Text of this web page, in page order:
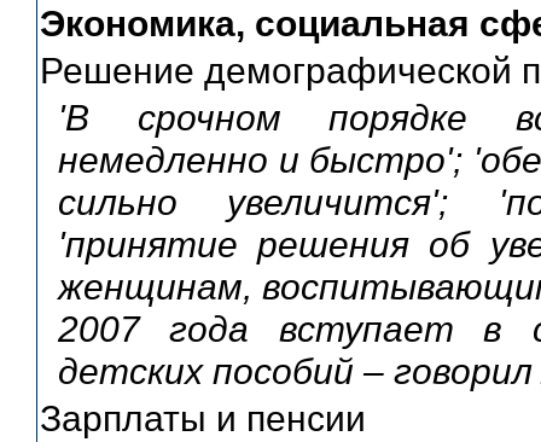
Экономика, социальная
Решение демографической
'В срочном порядке
немедленно и быстро';
сильно увеличится';
'принятие решения об
женщинам,
2007 года вступает в
детских пособий –
Зарплаты и пенсии